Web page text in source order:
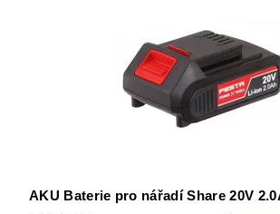
AKU Baterie pro nářadí Share 20V